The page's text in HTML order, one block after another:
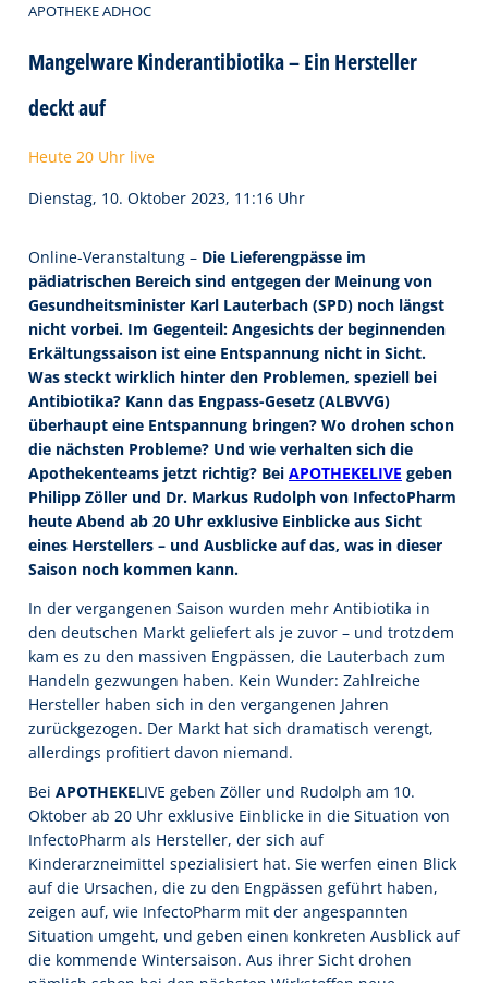
APOTHEKE ADHOC
Mangelware Kinderantibiotika – Ein Hersteller
deckt auf
Heute 20 Uhr live
Dienstag, 10. Oktober 2023, 11:16 Uhr
Online-Veranstaltung – Die Lieferengpässe im
pädiatrischen Bereich sind entgegen der Meinung von
Gesundheitsminister Karl Lauterbach (SPD) noch längst
nicht vorbei. Im Gegenteil: Angesichts der beginnenden
Erkältungssaison ist eine Entspannung nicht in Sicht.
Was steckt wirklich hinter den Problemen, speziell bei
Antibiotika? Kann das Engpass-Gesetz (ALBVVG)
überhaupt eine Entspannung bringen? Wo drohen schon
die nächsten Probleme? Und wie verhalten sich die
Apothekenteams jetzt richtig? Bei APOTHEKELIVE geben
Philipp Zöller und Dr. Markus Rudolph von InfectoPharm
heute Abend ab 20 Uhr exklusive Einblicke aus Sicht
eines Herstellers – und Ausblicke auf das, was in dieser
Saison noch kommen kann.
In der vergangenen Saison wurden mehr Antibiotika in
den deutschen Markt geliefert als je zuvor – und trotzdem
kam es zu den massiven Engpässen, die Lauterbach zum
Handeln gezwungen haben. Kein Wunder: Zahlreiche
Hersteller haben sich in den vergangenen Jahren
zurückgezogen. Der Markt hat sich dramatisch verengt,
allerdings profitiert davon niemand.
Bei APOTHEKELIVE geben Zöller und Rudolph am 10.
Oktober ab 20 Uhr exklusive Einblicke in die Situation von
InfectoPharm als Hersteller, der sich auf
Kinderarzneimittel spezialisiert hat. Sie werfen einen Blick
auf die Ursachen, die zu den Engpässen geführt haben,
zeigen auf, wie InfectoPharm mit der angespannten
Situation umgeht, und geben einen konkreten Ausblick auf
die kommende Wintersaison. Aus ihrer Sicht drohen